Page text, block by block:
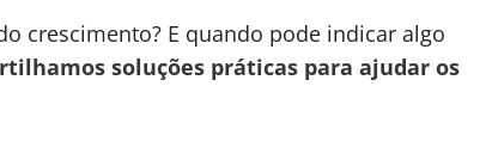
crescimento? E quando pode indicar algo
soluções práticas para ajudar os